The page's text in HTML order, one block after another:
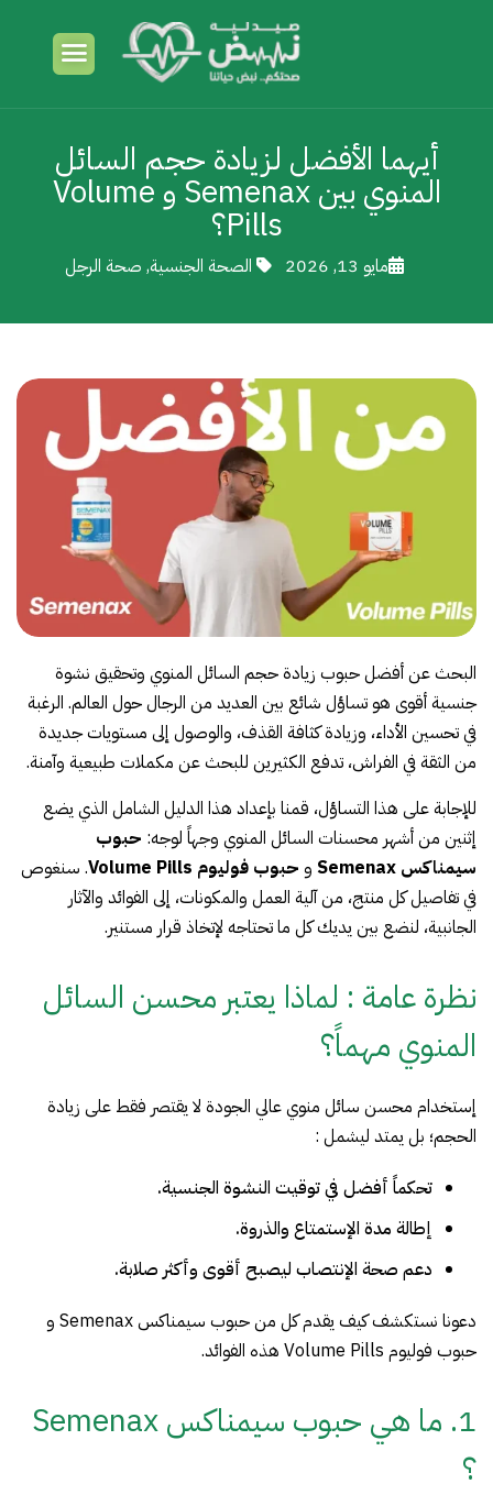
أيهما الأفضل لزيادة حجم السائل
المنوي بين Semenax و Volume
Pills؟
مايو 13, 2026 الصحة الجنسية, صحة الرجل
البحث عن أفضل حبوب زيادة حجم السائل المنوي وتحقيق نشوة
جنسية أقوى هو تساؤل شائع بين العديد من الرجال حول العالم. الرغبة
في تحسين الأداء، وزيادة كثافة القذف، والوصول إلى مستويات جديدة
من الثقة في الفراش، تدفع الكثيرين للبحث عن مكملات طبيعية وآمنة.
للإجابة على هذا التساؤل، قمنا بإعداد هذا الدليل الشامل الذي يضع
إثنين من أشهر محسنات السائل المنوي وجهاً لوجه: حبوب
سيمناكس Semenax
و حبوب فوليوم Volume Pills
. سنغوص
في تفاصيل كل منتج، من آلية العمل والمكونات، إلى الفوائد والآثار
الجانبية، لنضع بين يديك كل ما تحتاجه لإتخاذ قرار مستنير.
نظرة عامة : لماذا يعتبر محسن السائل
المنوي مهماً؟
إستخدام محسن سائل منوي عالي الجودة لا يقتصر فقط على زيادة
الحجم؛ بل يمتد ليشمل :
تحكماً أفضل في توقيت النشوة الجنسية.
إطالة مدة الإستمتاع والذروة.
دعم صحة الإنتصاب ليصبح أقوى وأكثر صلابة.
دعونا نستكشف كيف يقدم كل من حبوب سيمناكس Semenax و
حبوب فوليوم Volume Pills هذه الفوائد.
1. ما هي حبوب سيمناكس Semenax
؟